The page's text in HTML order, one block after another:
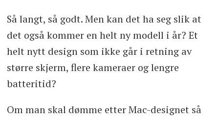
Så langt, så godt. Men kan det ha seg slik at
det også kommer en helt ny modell i år? Et
helt nytt design som ikke går i retning av
større skjerm, flere kameraer og lengre
batteritid?
Om man skal dømme etter Mac-designet så